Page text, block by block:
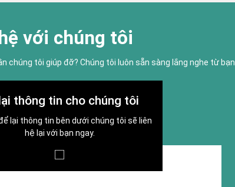
với chúng tôi
chúng tôi giúp đỡ? Chúng tôi luôn sẵn sàng lắng nghe từ bạn
thông tin cho chúng tôi
lại thông tin bên dưới chúng tôi sẽ liên
hệ lại với bạn ngay.